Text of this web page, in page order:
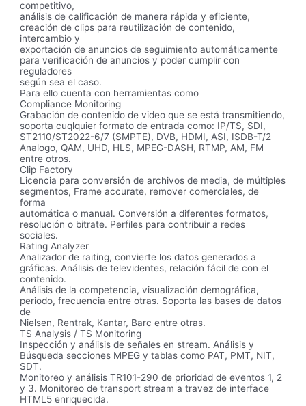
competitivo,
análisis de calificación de manera rápida y eficiente,
creación de clips para reutilización de contenido,
intercambio y
exportación de anuncios de seguimiento automáticamente
para verificación de anuncios y poder cumplir con
reguladores
según sea el caso.
Para ello cuenta con herramientas como
Compliance Monitoring
Grabación de contenido de video que se está transmitiendo,
soporta cuqlquier formato de entrada como: IP/TS, SDI,
ST2110/ST2022-6/7 (SMPTE), DVB, HDMI, ASI, ISDB-T/2
Analogo, QAM, UHD, HLS, MPEG-DASH, RTMP, AM, FM
entre otros.
Clip Factory
Licencia para conversión de archivos de media, de múltiples
segmentos, Frame accurate, remover comerciales, de
forma
automática o manual. Conversión a diferentes formatos,
resolución o bitrate. Perfiles para contribuir a redes
sociales.
Rating Analyzer
Analizador de raiting, convierte los datos generados a
gráficas. Análisis de televidentes, relación fácil de con el
contenido.
Análisis de la competencia, visualización demográfica,
periodo, frecuencia entre otras. Soporta las bases de datos
de
Nielsen, Rentrak, Kantar, Barc entre otras.
TS Analysis / TS Monitoring
Inspección y análisis de señales en stream. Análisis y
Búsqueda secciones MPEG y tablas como PAT, PMT, NIT,
SDT.
Monitoreo y análisis TR101-290 de prioridad de eventos 1, 2
y 3. Monitoreo de transport stream a travez de interface
HTML5 enriquecida.